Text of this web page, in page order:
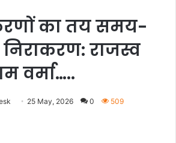
का तय समय-
निराकरण: राजस्व
वर्मा…..
25 May, 2026 0 509